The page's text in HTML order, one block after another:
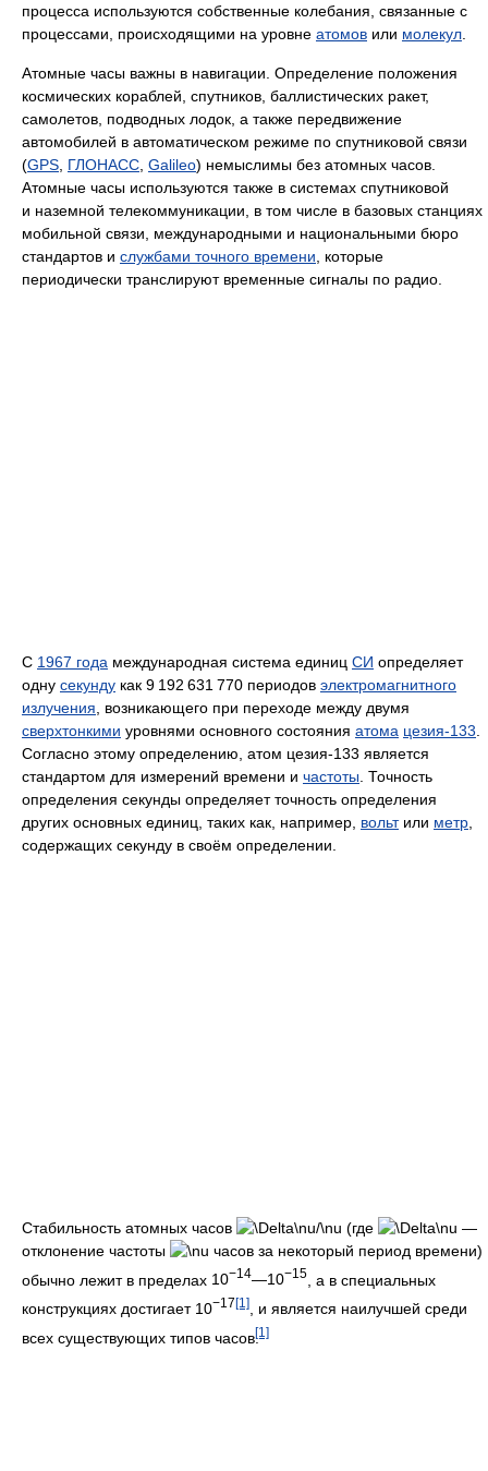
процесса используются собственные колебания, связанные с
процессами, происходящими на уровне атомов или молекул
Атомные часы важны в навигации. Определение положения
космических кораблей, спутников, баллистических ракет,
самолетов, подводных лодок, а также передвижение
автомобилей в автоматическом режиме по спутниковой связи
(GPS ГЛОНАСС Galileo) немыслимы без атомных часов.
Атомные часы используются также в системах спутниковой
и наземной телекоммуникации, в том числе в базовых станциях
мобильной связи, международными и национальными бюро
стандартов и службами точного времени , которые
периодически транслируют временные сигналы по радио.
С 1967 года международная система единиц СИ определяет
одну секунду как 9 192 631 770 периодов электромагнитного
излучения , возникающего при переходе между двумя
сверхтонкими уровнями основного состояния атома цезия-133
Согласно этому определению, атом цезия-133 является
стандартом для измерений времени и частоты . Точность
определения секунды определяет точность определения
других основных единиц, таких как, например, вольтили метр
содержащих секунду в своём определении.
Стабильность атомных часов (где
—
отклонение частоты
часов за некоторый период времени)
обычно лежит в пределах 10−14—10−15
, а в специальных
конструкциях достигает 10−17 [1]
, и является наилучшей среди
всех существующих типов часов.[1]